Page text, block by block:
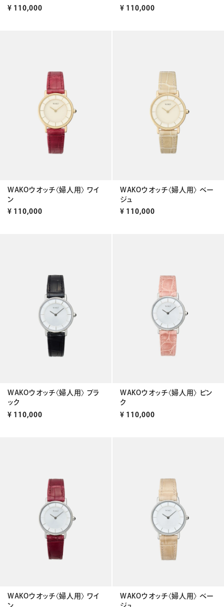
¥ 110,000
¥ 110,000
WAKOウオッチ〈婦人用〉 ワイ
ン
¥ 110,000
WAKOウオッチ〈婦人用〉 ベー
ジュ
¥ 110,000
WAKOウオッチ〈婦人用〉 ブラ
ック
¥ 110,000
WAKOウオッチ〈婦人用〉 ピン
ク
¥ 110,000
WAKOウオッチ〈婦人用〉 ワイ
WAKOウオッチ〈婦人用〉 ベー